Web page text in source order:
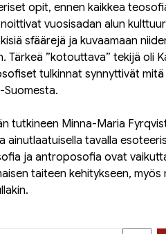
opit, ennen kaikkea
vuosisadan alun
sfäärejä ja kuvaamaan
Tärkeä ”kotouttava” tekijä oli
tulkinnat synnyttivät mitä
Suomesta.
tutkineen Minna-Maria
ainutlaatuisella tavalla
ja antroposofia ovat
taiteen kehitykseen, myös